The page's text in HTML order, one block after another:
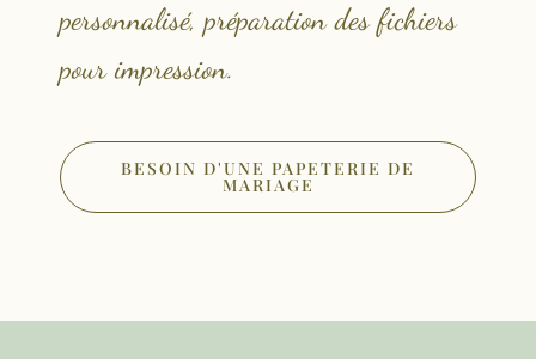
personnalisé, préparation des fichiers
pour impression.
BESOIN D'UNE PAPETERIE DE
MARIAGE